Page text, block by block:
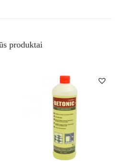
produktai